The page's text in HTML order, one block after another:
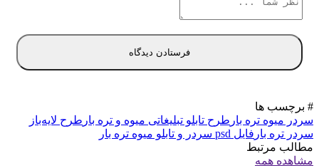
# برچسب ها
سردر میوه تره بار طرح تابلو تبلیغاتی میوه و تره بار طرح لایه‌باز
سردر تره بار فایل psd سردر و تابلو میوه تره بار
مطالب مرتبط
مشاهده همه